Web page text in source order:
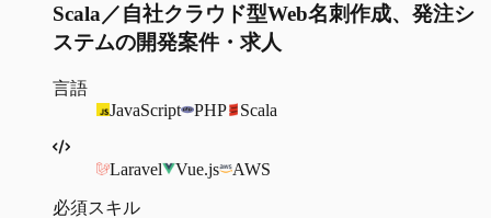
Scala／自社クラウド型Web名刺作成、発注シ
ステムの開発案件・求人
言語
JavaScript
PHP Scala
Laravel Vue.js AWS
必須スキル